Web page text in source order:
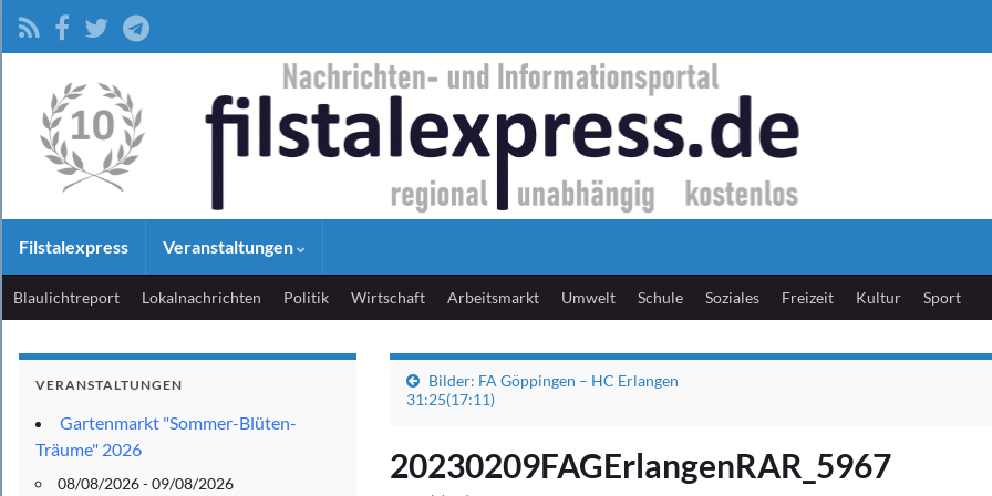
Filstalexpress Veranstaltungen
Blaulichtreport Lokalnachrichten Politik Wirtschaft Arbeitsmarkt Umwelt Schule Soziales Freizeit Kultur Sport
Bilder: FA Göppingen – HC Erlangen
31:25(17:11)
20230209FAGErlangenRAR_5967
VERANSTALTUNGEN
Gartenmarkt "Sommer-Blüten-
Träume" 2026
08/08/2026 - 09/08/2026